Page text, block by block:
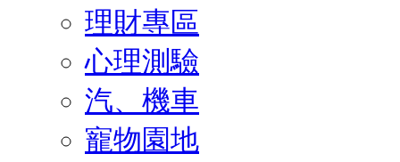
理財專區
心理測驗
汽、機車
寵物園地